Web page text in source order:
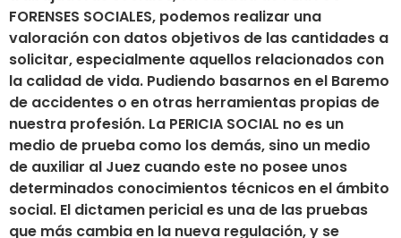
FORENSES SOCIALES, podemos realizar una
valoración con datos objetivos de las cantidades a
solicitar, especialmente aquellos relacionados con
la calidad de vida. Pudiendo basarnos en el Baremo
de accidentes o en otras herramientas propias de
nuestra profesión. La PERICIA SOCIAL no es un
medio de prueba como los demás, sino un medio
de auxiliar al Juez cuando este no posee unos
determinados conocimientos técnicos en el ámbito
social. El dictamen pericial es una de las pruebas
que más cambia en la nueva regulación, y se